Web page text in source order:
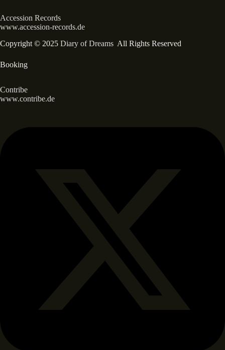
Accession Records
www.accession-records.de
Copyright © 2025 Diary of Dreams All Rights Reserved
Booking
Contribe
www.contribe.de